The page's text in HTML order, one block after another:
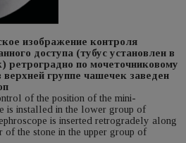
изображение контроля
доступа (тубус установлен в
по мочеточниковому
группе чашечек заведен
of the position of the mini-
is installed in the lower group of
is inserted retrogradely along
of the stone in the upper group of